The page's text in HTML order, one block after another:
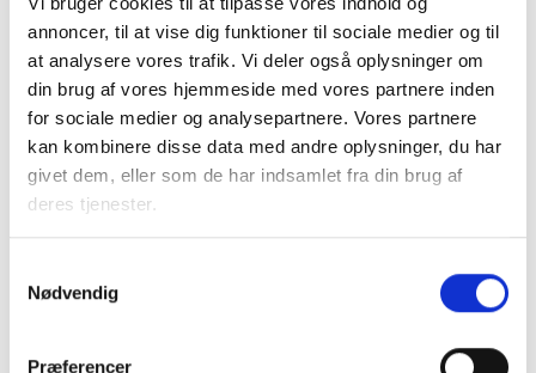
annoncer, til at vise dig funktioner til sociale medier og til
at analysere vores trafik. Vi deler også oplysninger om
din brug af vores hjemmeside med vores partnere inden
for sociale medier og analysepartnere. Vores partnere
kan kombinere disse data med andre oplysninger, du har
givet dem, eller som de har indsamlet fra din brug af
deres tjenester.
Nødvendig
Præferencer